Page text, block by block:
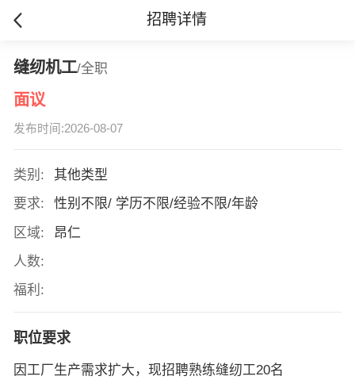
招聘详情
缝纫机工/全职
面议
发布时间:2026-08-07
类别:
其他类型
要求:
性别不限/ 学历不限/经验不限/年龄
区域:
昂仁
人数:
福利:
职位要求
因工厂生产需求扩大，现招聘熟练缝纫工20名